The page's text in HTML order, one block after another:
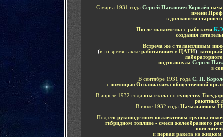
С марта 1931 года Сергей Павлович Королёв
имени
в должности
После знакомства с работами
создания
Встреча же с талантливым
(в то время также работавшим в ЦАГИ) который
подтолкнула Сергея
в
В сентябре 1931 года С. П.
с помощью Осоавиахима общественной
В апреле 1932 года она стала по существу
ракетных
В июле 1932 года Начальником
Под его руководством коллективом группы
гибридном топливе - смеси желеобразного
ипервая ракета на